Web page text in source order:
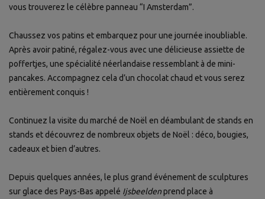
vous trouverez le célèbre panneau “I Amsterdam”.
Chaussez vos patins et embarquez pour une journée inoubliable.
Après avoir patiné, régalez-vous avec une délicieuse assiette de
poffertjes, une spécialité néerlandaise ressemblant à de mini-
pancakes. Accompagnez cela d’un chocolat chaud et vous serez
entièrement conquis !
Continuez la visite du marché de Noël en déambulant de stands en
stands et découvrez de nombreux objets de Noël : déco, bougies,
cadeaux et bien d’autres.
Depuis quelques années, le plus grand événement de sculptures
sur glace des Pays-Bas appelé Ijsbeeldenprend place à